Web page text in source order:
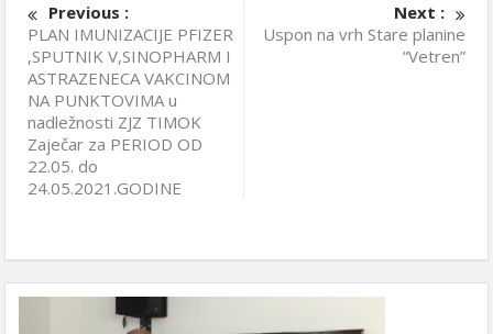
Previous :
PLAN IMUNIZACIJE PFIZER
,SPUTNIK V,SINOPHARM I
ASTRAZENECA VAKCINOM
NA PUNKTOVIMA u
nadležnosti ZJZ TIMOK
Zaječar za PERIOD OD
22.05. do
24.05.2021.GODINE
Next :
Uspon na vrh Stare planine
“Vetren”